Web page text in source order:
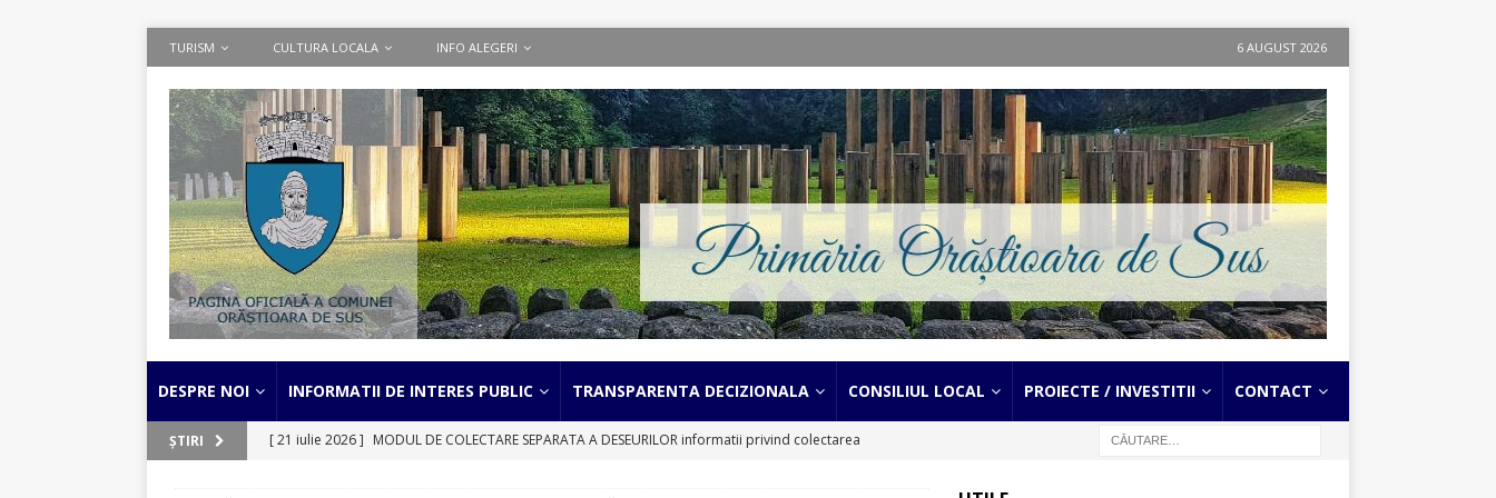
TURISM CULTURA LOCALA INFO ALEGERI 6 AUGUST 2026
DESPRE NOI INFORMATII DE INTERES PUBLIC TRANSPARENTA DECIZIONALA CONSILIUL LOCAL PROIECTE / INVESTITII CONTACT
ȘTIRI [ 21 iulie 2026 ] MODUL DE COLECTARE SEPARATA A DESEURILOR informatii privind colectarea